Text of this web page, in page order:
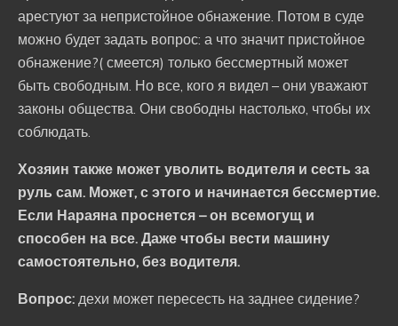
арестуют за непристойное обнажение. Потом в суде
можно будет задать вопрос: а что значит пристойное
обнажение?( смеется) только бессмертный может
быть свободным. Но все, кого я видел – они уважают
законы общества. Они свободны настолько, чтобы их
соблюдать.
Хозяин также может уволить водителя и сесть за
руль сам. Может, с этого и начинается бессмертие.
Если Нараяна проснется – он всемогущ и
способен на все. Даже чтобы вести машину
самостоятельно, без водителя.
Вопрос: дехи может пересесть на заднее сидение?